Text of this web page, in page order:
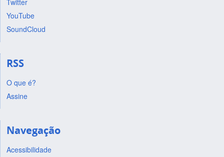
Twitter
YouTube
SoundCloud
RSS
O que é?
Assine
Navegação
Acessibilidade